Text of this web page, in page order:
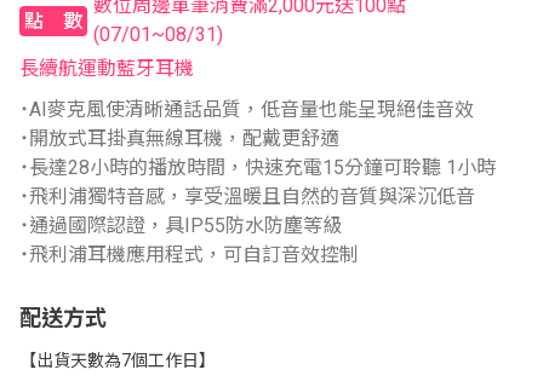
點數
數位周邊單筆消費滿2,000元送100點
(07/01~08/31)
長續航運動藍牙耳機
˙AI麥克風使清晰通話品質，低音量也能呈現絕佳音效
˙開放式耳掛真無線耳機，配戴更舒適
˙長達28小時的播放時間，快速充電15分鐘可聆聽 1小時
˙飛利浦獨特音感，享受溫暖且自然的音質與深沉低音
˙通過國際認證，具IP55防水防塵等級
˙飛利浦耳機應用程式，可自訂音效控制
配送方式
【出貨天數為7個工作日】